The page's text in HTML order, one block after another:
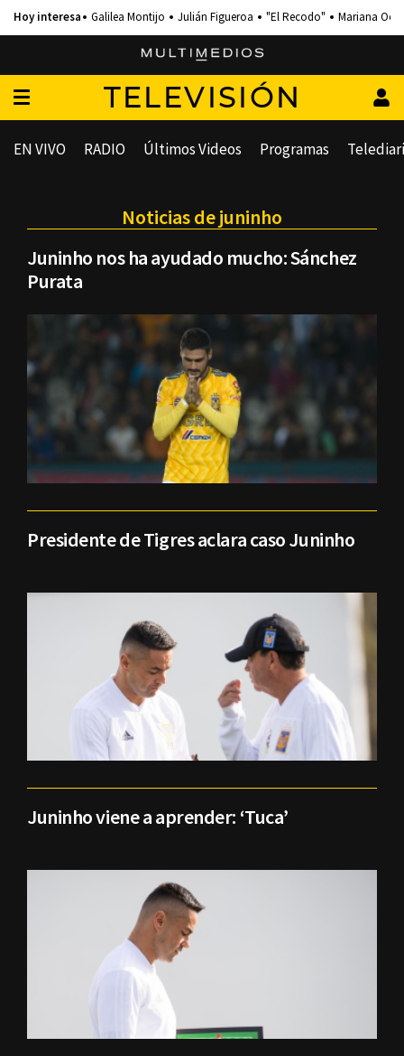
Galilea Montijo Julián Figueroa "El Recodo" Mariana
TELEVISIÓN
EN VIVO RADIO Últimos Videos Programas
Noticias de juninho
Juninho nos ha ayudado mucho: Sánchez
Purata
Presidente de Tigres aclara caso Juninho
Juninho viene a aprender: ‘Tuca’